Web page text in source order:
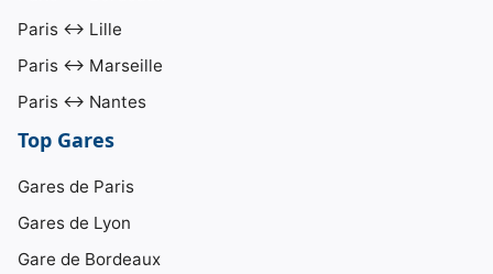
Paris ↔ Lille
Paris ↔ Marseille
Paris ↔ Nantes
Top Gares
Gares de Paris
Gares de Lyon
Gare de Bordeaux